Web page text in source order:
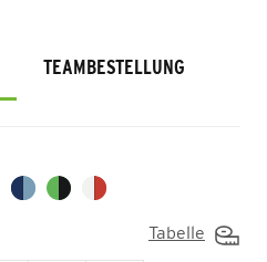
TEAMBESTELLUNG
Tabelle